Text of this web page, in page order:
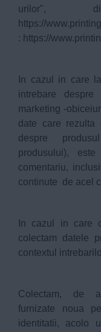
urilor",
https://
: https://
In cazul in care
intrebare despre
marketing -
date care rezulta
despre
produsului),
comentariu,
continute de acel
In cazul in care
colectam datele
contextul
Colectam, de
furnizate noua
identitatii, acolo